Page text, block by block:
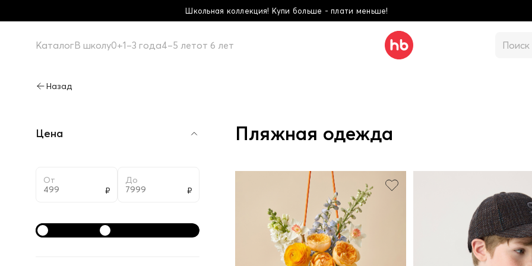
коллекция! Купи больше - плати меньше! Школьная коллекция! Купи больше -
КаталогВ школу0+1–3 года4–5 летот 6 лет
Цена
От До
Пляжная одежда